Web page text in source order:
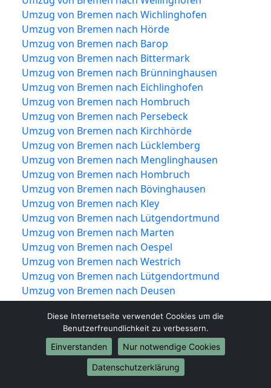
Umzug von Bremen nach Wichlinghofen
Umzug von Bremen nach Hörde
Umzug von Bremen nach Barop
Umzug von Bremen nach Bittermark
Umzug von Bremen nach Brünninghausen
Umzug von Bremen nach Eichlinghofen
Umzug von Bremen nach Hombruch
Umzug von Bremen nach Persebeck
Umzug von Bremen nach Kirchhörde
Umzug von Bremen nach Lücklemberg
Umzug von Bremen nach Menglinghausen
Umzug von Bremen nach Hombruch
Umzug von Bremen nach Bövinghausen
Umzug von Bremen nach Kley
Umzug von Bremen nach Lütgendortmund
Umzug von Bremen nach Marten
Umzug von Bremen nach Oespel
Umzug von Bremen nach Westrich
Umzug von Bremen nach Lütgendortmund
Umzug von Bremen nach Deusen
Umzug von Bremen nach Huckarde
Umzug von Bremen nach Jungferntal-Rahm
Umzug von Bremen nach Kirchlinde
Umzug von Bremen nach Huckarde
Umzug von Bremen nach Bodelschwingh
Umzug von Bremen nach Mengede
Diese Internetseite verwendet Cookies um die
Benutzerfreundlichkeit zu verbessern.
Einverstanden
Nur notwendige Cookies
Datenschutzerklärung